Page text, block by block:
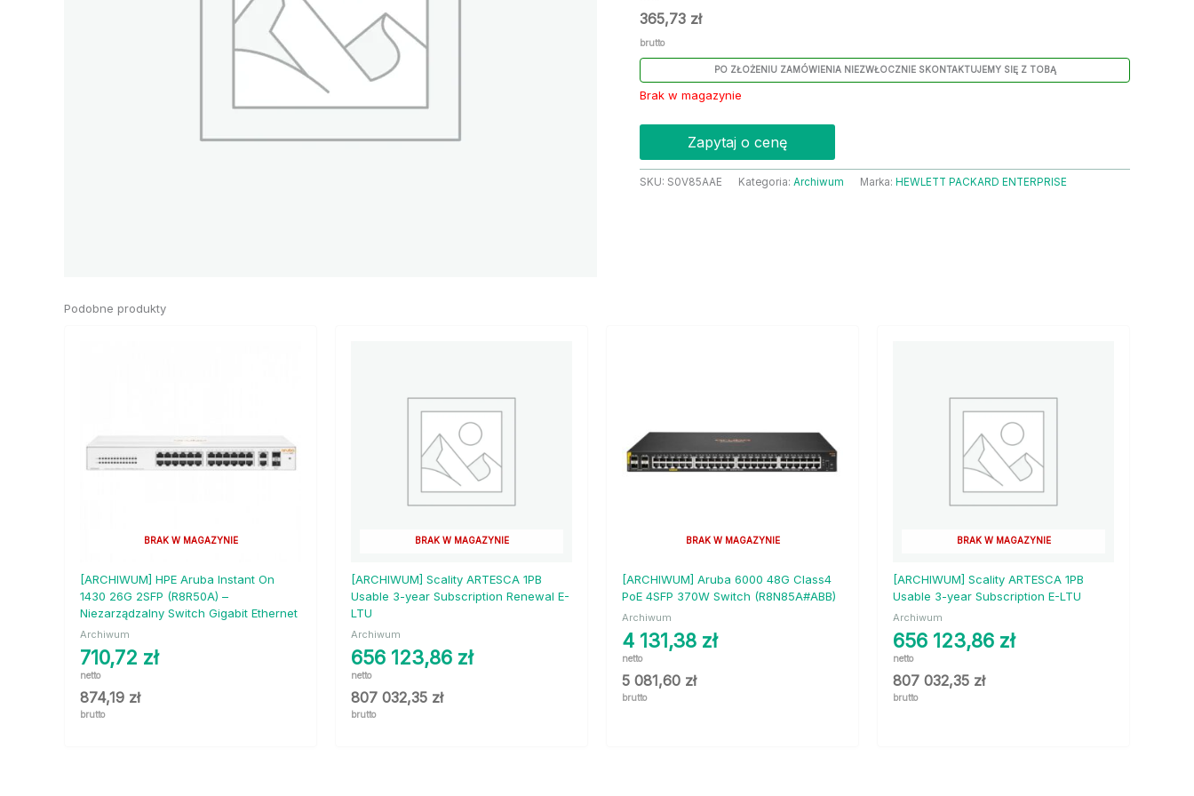
365,73 zł
brutto
PO ZŁOŻENIU ZAMÓWIENIA NIEZWŁOCZNIE SKONTAKTUJEMY SIĘ Z TOBĄ
Brak w magazynie
Zapytaj o cenę
SKU: S0V85AAE Kategoria: Archiwum Marka: HEWLETT PACKARD ENTERPRISE
Podobne produkty
BRAK W MAGAZYNIE
[ARCHIWUM] HPE Aruba Instant On
1430 26G 2SFP (R8R50A) –
Niezarządzalny Switch Gigabit Ethernet
Archiwum
710,72 zł
netto
874,19 zł
brutto
BRAK W MAGAZYNIE
[ARCHIWUM] Scality ARTESCA 1PB
Usable 3-year Subscription Renewal E-
LTU
Archiwum
656 123,86 zł
netto
807 032,35 zł
brutto
BRAK W MAGAZYNIE
[ARCHIWUM] Aruba 6000 48G Class4
PoE 4SFP 370W Switch (R8N85A#ABB)
Archiwum
4 131,38 zł
netto
5 081,60 zł
brutto
BRAK W MAGAZYNIE
[ARCHIWUM] Scality ARTESCA 1PB
Usable 3-year Subscription E-LTU
Archiwum
656 123,86 zł
netto
807 032,35 zł
brutto